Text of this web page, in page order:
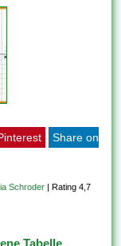
Share on
Schroder
Rating 4,7